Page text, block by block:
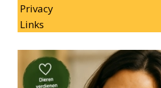
Privacy
Links